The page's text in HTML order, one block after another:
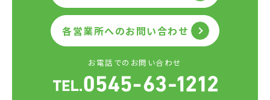
各営業所へのお問い合わせ
お電話でのお問い合わせ